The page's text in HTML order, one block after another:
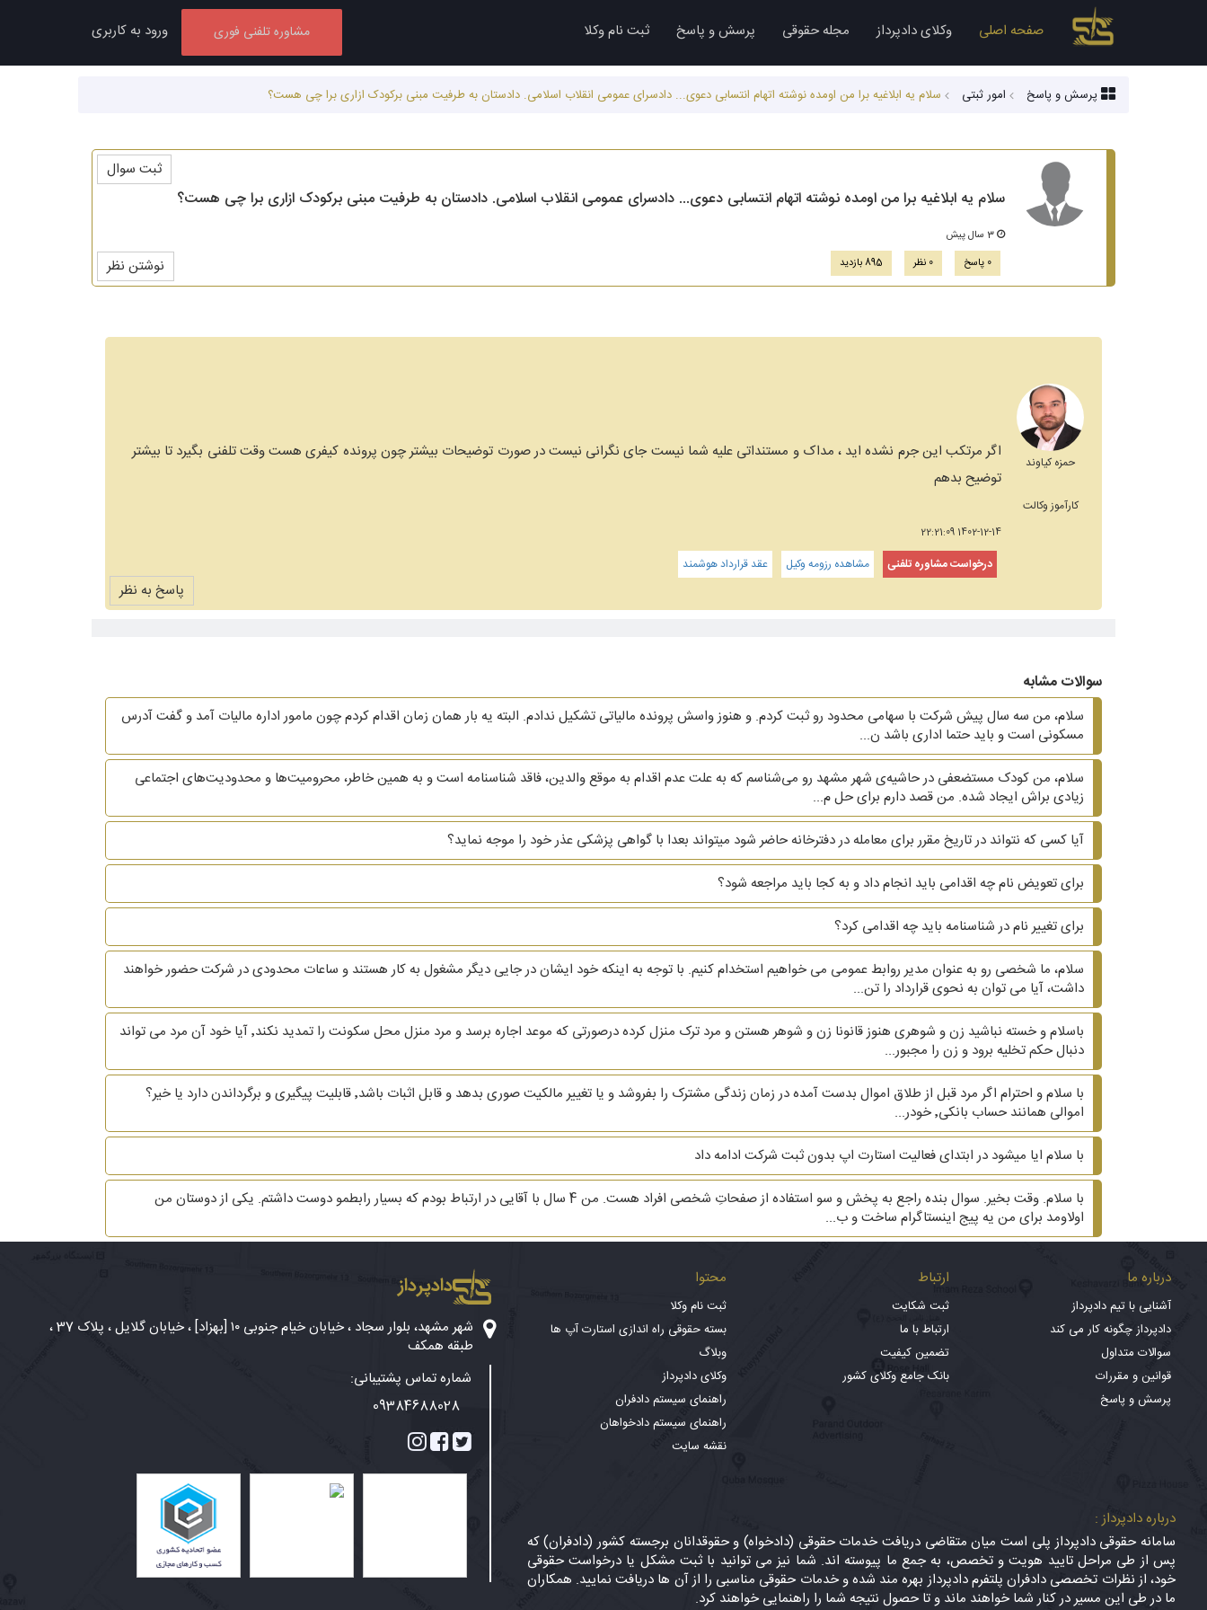
صفحه اصلی وکلای دادپرداز مجله حقوقی پرسش و پاسخ ثبت نام وکلا مشاوره تلفنی فوری ورود به کاربری
پرسش و پاسخ امور ثبتی سلام یه ابلاغیه برا من اومده نوشته اتهام انتسابی دعوی... دادسرای عمومی انقلاب اسلامی. دادستان به طرفیت مبنی برکودک ازاری برا چی هست؟
سلام یه ابلاغیه برا من اومده نوشته اتهام انتسابی دعوی... دادسرای عمومی انقلاب اسلامی. دادستان به طرفیت مبنی برکودک ازاری برا چی هست؟
3 سال پیش
0 پاسخ
0 نظر 895 بازدید نوشتن نظر
ثبت سوال
حمزه کیاوند
کارآموز وکالت
اگر مرتکب این جرم نشده اید ، مداک و مستنداتی علیه شما نیست جای نگرانی نیست در صورت توضیحات بیشتر چون پرونده کیفری هست وقت تلفنی بگیرد تا بیشتر
توضیح بدهم
1402-12-14 22:21:09
درخواست مشاوره تلفنی مشاهده رزومه وکیل عقد قرارداد هوشمند
پاسخ به نظر
سوالات مشابه
سلام، من سه سال پیش شرکت با سهامی محدود رو ثبت کردم. و هنوز واسش پرونده مالیاتی تشکیل ندادم. البته یه بار همان زمان اقدام کردم چون مامور اداره مالیات آمد و گفت آدرس
مسکونی است و باید حتما اداری باشد ن...
سلام، من کودک مستضعفی در حاشیه‌ی شهر مشهد رو می‌شناسم که به علت عدم اقدام به موقع والدین، فاقد شناسنامه است و به همین خاطر، محرومیت‌ها و محدودیت‌های اجتماعی
زیادی براش ایجاد شده. من قصد دارم برای حل م...
آیا کسی که نتواند در تاریخ مقرر برای معامله در دفترخانه حاضر شود میتواند بعدا با گواهی پزشکی عذر خود را موجه نماید؟
برای تعویض نام چه اقدامی باید انجام داد و به کجا باید مراجعه شود؟
برای تغییر نام در شناسنامه باید چه اقدامی کرد؟
سلام، ما شخصی رو به عنوان مدیر روابط عمومی می خواهیم استخدام کنیم. با توجه به اینکه خود ایشان در جایی دیگر مشغول به کار هستند و ساعات محدودی در شرکت حضور خواهند
داشت، آیا می توان به نحوی قرارداد را تن...
باسلام و خسته نباشید زن و شوهری هنوز قانونا زن و شوهر هستن و مرد ترک منزل کرده درصورتی که موعد اجاره برسد و مرد منزل محل سکونت را تمدید نکند٬ آیا خود آن مرد می تواند
دنبال حکم تخلیه برود و زن را مجبور...
با سلام و احترام اگر مرد قبل از طلاق اموال بدست آمده در زمان زندگی مشترک را بفروشد و یا تغییر مالکیت صوری بدهد و قابل اثبات باشد٬ قابلیت پیگیری و برگرداندن دارد یا خیر؟
اموالی همانند حساب بانکی٬ خودر...
با سلام ایا میشود در ابتدای فعالیت استارت اپ بدون ثبت شرکت ادامه داد
با سلام. وقت بخیر. سوال بنده راجع به پخش و سو استفاده از صفحاتِ شخصی افراد هست. من 4 سال با آقایی در ارتباط بودم که بسیار رابطمو دوست داشتم. یکی از دوستان من
اولاومد برای من یه پیج اینستاگرام ساخت و ب...
درباره ما
آشنایی با تیم دادپرداز
دادپرداز چگونه کار می کند
سوالات متداول
قوانین و مقررات
پرسش و پاسخ
ارتباط
ثبت شکایت
ارتباط با ما
تضمین کیفیت
بانک جامع وکلای کشور
محتوا
ثبت نام وکلا
بسته حقوقی راه اندازی استارت آپ ها
وبلاگ
وکلای دادپرداز
راهنمای سیستم دادفران
راهنمای سیستم دادخواهان
نقشه سایت
درباره دادپرداز :
سامانه حقوقی دادپرداز پلی است میان متقاضی دریافت خدمات حقوقی (دادخواه) و حقوقدانان برجسته کشور (دادفران) که
پس از طی مراحل تایید هویت و تخصص، به جمع ما پیوسته اند. شما نیز می توانید با ثبت مشکل یا درخواست حقوقی
خود، از نظرات تخصصی دادفران پلتفرم دادپرداز بهره مند شده و خدمات حقوقی مناسبی را از آن ها دریافت نمایید. همکاران
ما در طی این مسیر در کنار شما خواهند ماند و تا حصول نتیجه شما را راهنمایی خواهند کرد.
دادپرداز
شهر مشهد، بلوار سجاد ، خیابان خیام جنوبی ۱۰ [بهزاد] ، خیابان گلایل ، پلاک 37 ،
طبقه همکف
شماره تماس پشتیبانی:
09384688028